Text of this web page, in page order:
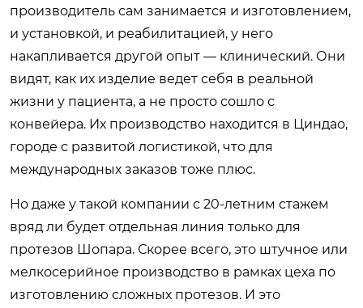
производитель сам занимается и изготовлением,
и установкой, и реабилитацией, у него
накапливается другой опыт — клинический. Они
видят, как их изделие ведет себя в реальной
жизни у пациента, а не просто сошло с
конвейера. Их производство находится в Циндао,
городе с развитой логистикой, что для
международных заказов тоже плюс.
Но даже у такой компании с 20-летним стажем
вряд ли будет отдельная линия только для
протезов Шопара. Скорее всего, это штучное или
мелкосерийное производство в рамках цеха по
изготовлению сложных протезов. И это